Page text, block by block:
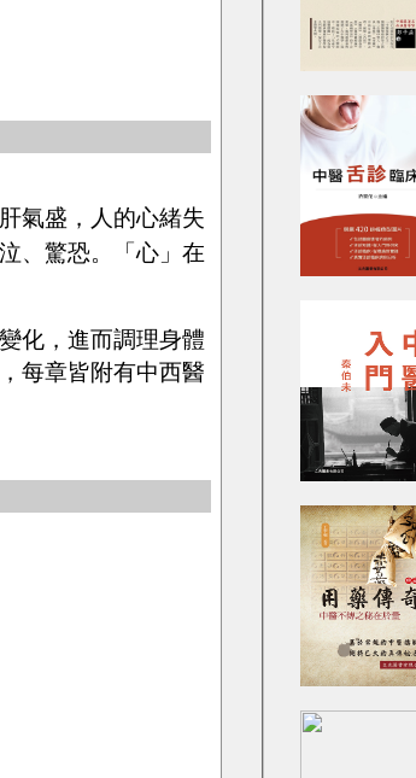
氣盛，人的心緒失
、驚恐。「心」在
化，進而調理身體
每章皆附有中西醫